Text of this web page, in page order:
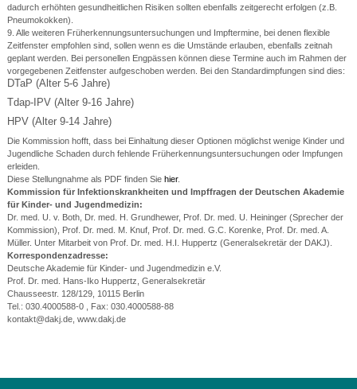
dadurch erhöhten gesundheitlichen Risiken sollten ebenfalls zeitgerecht erfolgen (z.B.
Pneumokokken).
9. Alle weiteren Früherkennungsuntersuchungen und Impftermine, bei denen flexible
Zeitfenster empfohlen sind, sollen wenn es die Umstände erlauben, ebenfalls zeitnah
geplant werden. Bei personellen Engpässen können diese Termine auch im Rahmen der
vorgegebenen Zeitfenster aufgeschoben werden. Bei den Standardimpfungen sind dies:
DTaP (Alter 5-6 Jahre)
Tdap-IPV (Alter 9-16 Jahre)
HPV (Alter 9-14 Jahre)
Die Kommission hofft, dass bei Einhaltung dieser Optionen möglichst wenige Kinder und
Jugendliche Schaden durch fehlende Früherkennungsuntersuchungen oder Impfungen
erleiden.
Diese Stellungnahme als PDF finden Sie hier.
Kommission für Infektionskrankheiten und Impffragen der Deutschen Akademie
für Kinder- und Jugendmedizin:
Dr. med. U. v. Both, Dr. med. H. Grundhewer, Prof. Dr. med. U. Heininger (Sprecher der
Kommission), Prof. Dr. med. M. Knuf, Prof. Dr. med. G.C. Korenke, Prof. Dr. med. A.
Müller. Unter Mitarbeit von Prof. Dr. med. H.I. Huppertz (Generalsekretär der DAKJ).
Korrespondenzadresse:
Deutsche Akademie für Kinder- und Jugendmedizin e.V.
Prof. Dr. med. Hans-Iko Huppertz, Generalsekretär
Chausseestr. 128/129, 10115 Berlin
Tel.: 030.4000588-0 , Fax: 030.4000588-88
kontakt@dakj.de, www.dakj.de